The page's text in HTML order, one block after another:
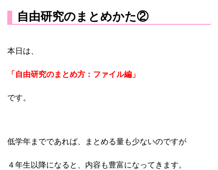
自由研究のまとめかた②
本日は
「自由研究のまとめ方：ファイル編」
です。
低学年までであれば、まとめる量も少ないのですが
４年生以降になると、内容も豊富になってきます。